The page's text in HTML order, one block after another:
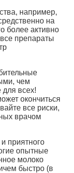
например,
на
более активно
препараты
чем
всех!
окончиться
все риски,
врачом
приятного
опытные
молоко
быстро (в